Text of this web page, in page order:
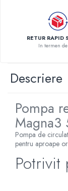
RETUR RAPID
In termen
Descriere
Pompa
Magna3
Pompa de
pentru aproape
Potrivit